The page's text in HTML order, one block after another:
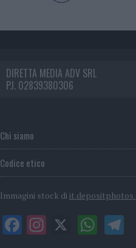
DIRETTA MEDIA ADV SRL
P.I. 02839380306
Chi siamo
Codice etico
Immagini stock di